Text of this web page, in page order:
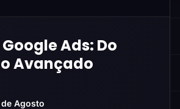
Ads: Do
Avançado
de Agosto